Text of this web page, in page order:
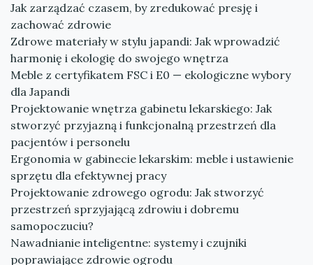
Jak zarządzać czasem, by zredukować presję i
zachować zdrowie
Zdrowe materiały w stylu japandi: Jak wprowadzić
harmonię i ekologię do swojego wnętrza
Meble z certyfikatem FSC i E0 — ekologiczne wybory
dla Japandi
Projektowanie wnętrza gabinetu lekarskiego: Jak
stworzyć przyjazną i funkcjonalną przestrzeń dla
pacjentów i personelu
Ergonomia w gabinecie lekarskim: meble i ustawienie
sprzętu dla efektywnej pracy
Projektowanie zdrowego ogrodu: Jak stworzyć
przestrzeń sprzyjającą zdrowiu i dobremu
samopoczuciu?
Nawadnianie inteligentne: systemy i czujniki
poprawiające zdrowie ogrodu